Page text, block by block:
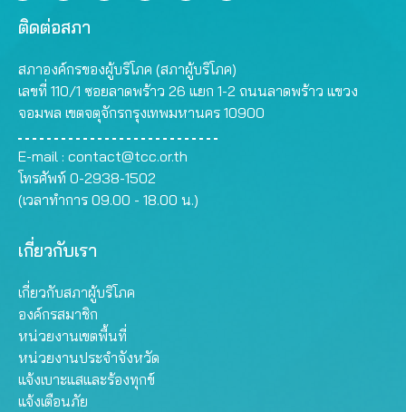
ติดต่อสภา
สภาองค์กรของผู้บริโภค (สภาผู้บริโภค)
เลขที่ 110/1 ซอยลาดพร้าว 26 แยก 1-2 ถนนลาดพร้าว แขวง
จอมพล เขตจตุจักรกรุงเทพมหานคร 10900
E-mail : contact@tcc.or.th
โทรศัพท์ 0-2938-1502
(เวลาทำการ 09.00 - 18.00 น.)
เกี่ยวกับเรา
เกี่ยวกับสภาผู้บริโภค
องค์กรสมาชิก
หน่วยงานเขตพื้นที่
หน่วยงานประจำจังหวัด
แจ้งเบาะแสและร้องทุกข์
แจ้งเตือนภัย